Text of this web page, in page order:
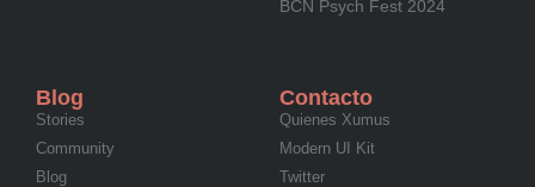
BCN Psych Fest 2024
Blog
Stories
Community
Blog
Contacto
Quienes Xumus
Modern UI Kit
Twitter